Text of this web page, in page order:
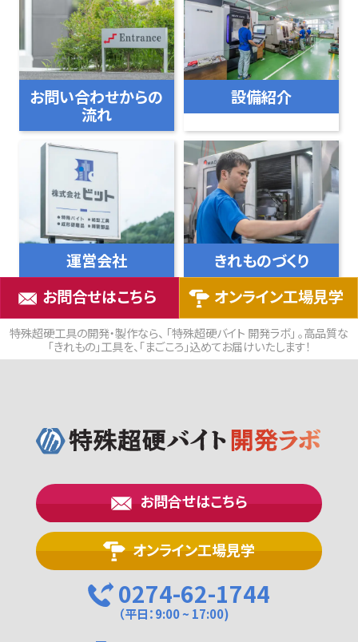
お問い合わせからの
流れ
設備紹介
運営会社
きれものづくり
お問合せはこちら
オンライン工場見学
特殊超硬工具の開発・製作なら、 「特殊超硬バイト 開発ラボ」 。高品質な
「きれもの」工具を、「まごころ」込めてお届けいたします！
お問合せはこちら
オンライン工場見学
0274-62-1744
（平日：9:00 ~ 17:00)